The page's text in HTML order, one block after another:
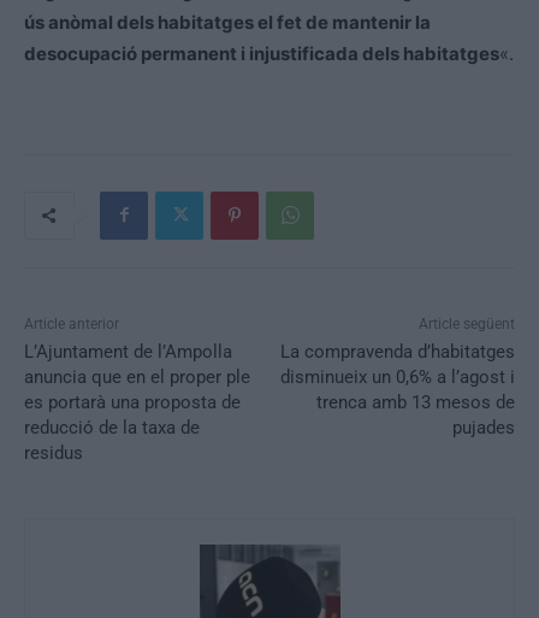
ús anòmal dels habitatges el fet de mantenir la
desocupació permanent i injustificada dels habitatges«.
Article anterior
L’Ajuntament de l’Ampolla
anuncia que en el proper ple
es portarà una proposta de
reducció de la taxa de
residus
Article següent
La compravenda d’habitatges
disminueix un 0,6% a l’agost i
trenca amb 13 mesos de
pujades